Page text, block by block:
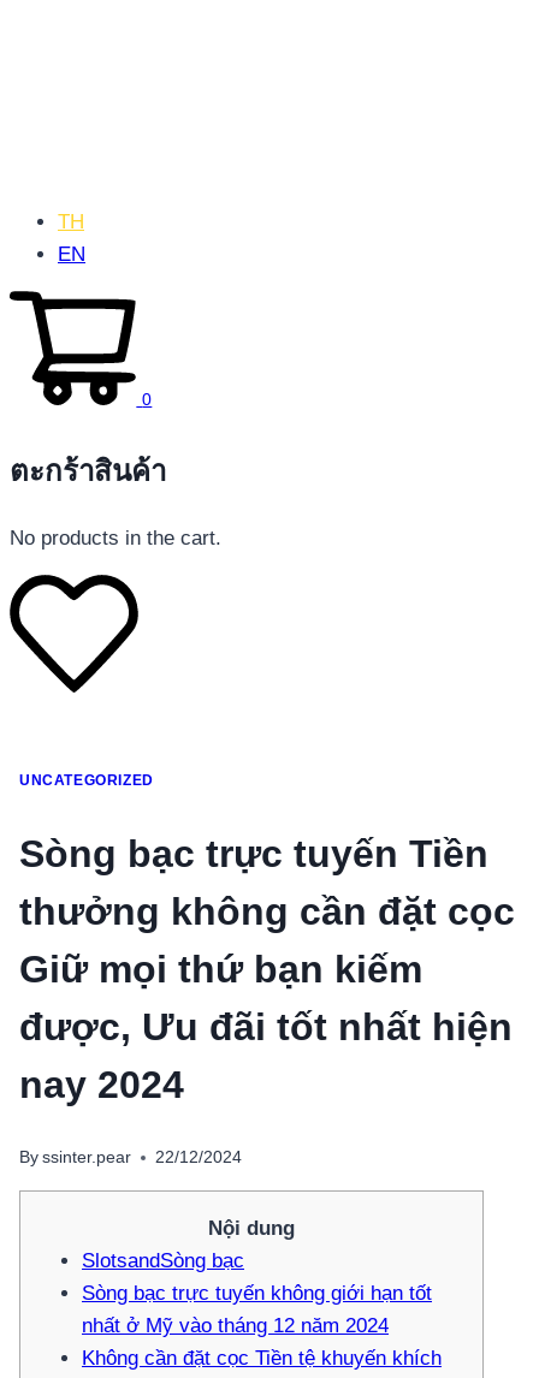
โทรศัพท์มือถือ
อุปกรณ์เสริมโทรศัพท์
สินค้าตามแบรนด์
TH
EN
0
ตะกร้าสินค้า
No products in the cart.
UNCATEGORIZED
Sòng bạc trực tuyến Tiền
thưởng không cần đặt cọc
Giữ mọi thứ bạn kiếm
được, Ưu đãi tốt nhất hiện
nay 2024
By ssinter.pear 22/12/2024
Nội dung
SlotsandSòng bạc
Sòng bạc trực tuyến không giới hạn tốt
nhất ở Mỹ vào tháng 12 năm 2024
Không cần đặt cọc Tiền tệ khuyến khích